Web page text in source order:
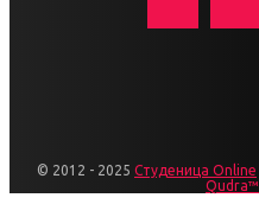
© 2012 - 2025 Студеница Online
Qudra™